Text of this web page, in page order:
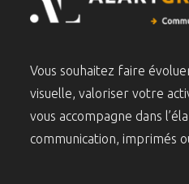
Vous souhaitez faire
visuelle, valoriser votre
vous accompagne dans
communication, imprimés